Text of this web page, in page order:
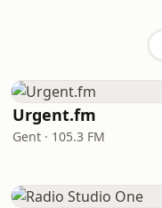
Urgent.fm
Gent · 105.3 FM